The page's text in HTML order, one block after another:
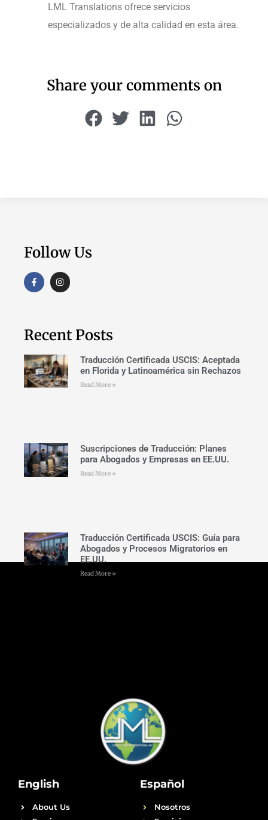
LML Translations ofrece servicios
especializados y de alta calidad en esta área.
Share your comments on
Follow Us
Recent Posts
Traducción Certificada USCIS: Aceptada
en Florida y Latinoamérica sin Rechazos
Read More »
Suscripciones de Traducción: Planes
para Abogados y Empresas en EE.UU.
Read More »
Traducción Certificada USCIS: Guía para
Abogados y Procesos Migratorios en
EE.UU.
Read More »
English
About Us
Español
Nosotros